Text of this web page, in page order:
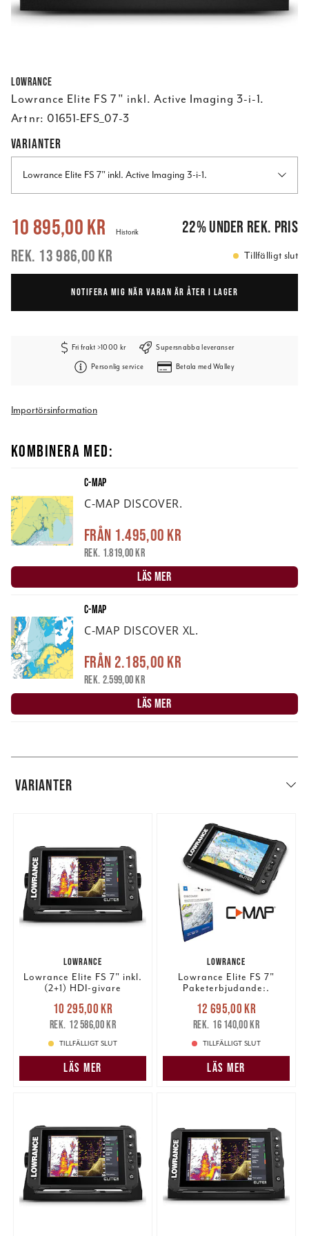
Lowrance
Lowrance Elite FS 7" inkl. Active Imaging 3-i-1.
Art nr: 01651-EFS_07-3
VARIANTER
Lowrance Elite FS 7" inkl. Active Imaging 3-i-1.
Nuvarande pris:10 895,00 kr 13 986,00 kr
10 895,00 kr
13 986,00 kr
Historik 22%under rek. pris
Tillfälligt slut
NOTIFERA MIG NÄR VARAN ÄR ÅTER I LAGER
Fri frakt >1000 kr Supersnabba leveranser
Personlig service Betala med Walley
Importörsinformation
KOMBINERA MED:
C-MAP
C-MAP DISCOVER.
Från 1.495,00 kr
Rek. 1.819,00 kr
LÄS MER
C-MAP
C-MAP DISCOVER XL.
Från 2.185,00 kr
Rek. 2.599,00 kr
LÄS MER
VARIANTER
LOWRANCE
Lowrance Elite FS 7" inkl.
(2+1) HDI-givare
Nuvarande pris
10 295,00 krTidigare pris
12 586,00 kr
10 295,00 kr
12 586,00 kr
TILLFÄLLIGT SLUT
LÄS MER
LOWRANCE
Lowrance Elite FS 7"
Paketerbjudande:.
Nuvarande pris
12 695,00 krTidigare pris
16 140,00 kr
12 695,00 kr
16 140,00 kr
TILLFÄLLIGT SLUT
LÄS MER